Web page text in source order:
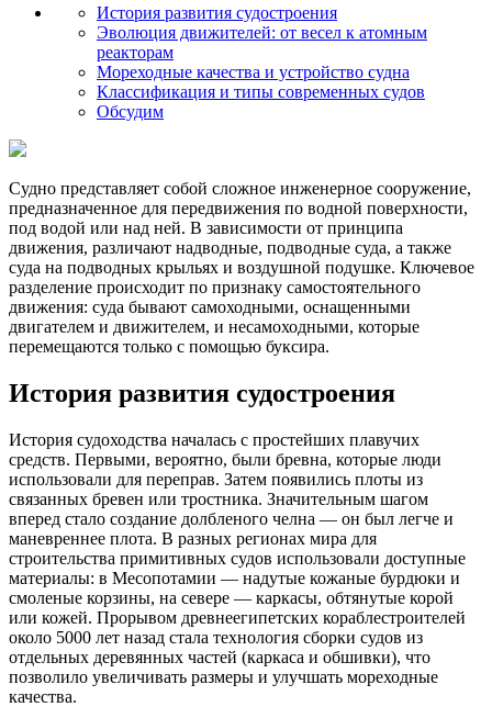
История развития судостроения
Эволюция движителей: от весел к атомным
реакторам
Мореходные качества и устройство судна
Классификация и типы современных судов
Обсудим
Судно представляет собой сложное инженерное сооружение,
предназначенное для передвижения по водной поверхности,
под водой или над ней. В зависимости от принципа
движения, различают надводные, подводные суда, а также
суда на подводных крыльях и воздушной подушке. Ключевое
разделение происходит по признаку самостоятельного
движения: суда бывают самоходными, оснащенными
двигателем и движителем, и несамоходными, которые
перемещаются только с помощью буксира.
История развития судостроения
История судоходства началась с простейших плавучих
средств. Первыми, вероятно, были бревна, которые люди
использовали для переправ. Затем появились плоты из
связанных бревен или тростника. Значительным шагом
вперед стало создание долбленого челна — он был легче и
маневреннее плота. В разных регионах мира для
строительства примитивных судов использовали доступные
материалы: в Месопотамии — надутые кожаные бурдюки и
смоленые корзины, на севере — каркасы, обтянутые корой
или кожей. Прорывом древнеегипетских кораблестроителей
около 5000 лет назад стала технология сборки судов из
отдельных деревянных частей (каркаса и обшивки), что
позволило увеличивать размеры и улучшать мореходные
качества.